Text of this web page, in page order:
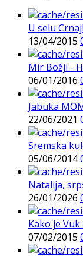
U selu
13/04/2015
Mir Božji -
06/01/2016
Jabuka
22/06/2021
Sremska
05/06/2014
Natalija,
26/01/2026
Kako je
07/02/2015